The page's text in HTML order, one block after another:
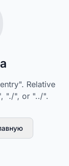
Relative
"./", or "../".